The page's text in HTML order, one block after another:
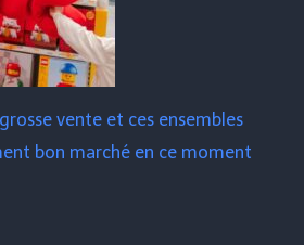
vente et ces ensembles
bon marché en ce moment